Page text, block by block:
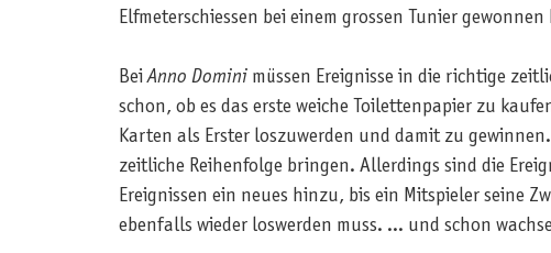
Elfmeterschiessen bei einem grossen Tunier gewonnen
BeiAnno Domini müssen Ereignisse in die richtige
schon, ob es das erste weiche Toilettenpapier zu
Karten als Erster loszuwerden und damit zu
zeitliche Reihenfolge bringen. Allerdings sind die
Ereignissen ein neues hinzu, bis ein Mitspieler seine
ebenfalls wieder loswerden muss. ... und schon